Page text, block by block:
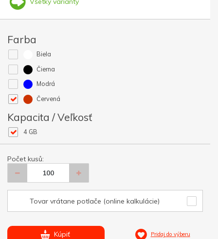
Farba
Biela
Čierna
Modrá
Červená
Kapacita / Veľkosť
4 GB
Počet kusů:
Tovar vrátane potlače (online kalkulácie)
Kúpiť Pridaj do výberu